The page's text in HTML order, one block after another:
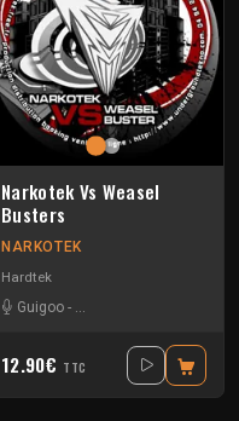
Narkotek Vs Weasel
Busters
NARKOTEK
Hardtek
Guigoo - Mat Weasel busters
12.90€ TTC